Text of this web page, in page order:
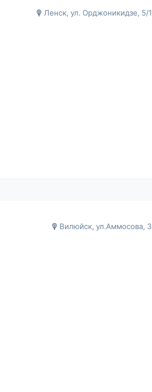
Ленск, ул. Орджоникидзе, 5/1
Вилюйск, ул.Аммосова, 3